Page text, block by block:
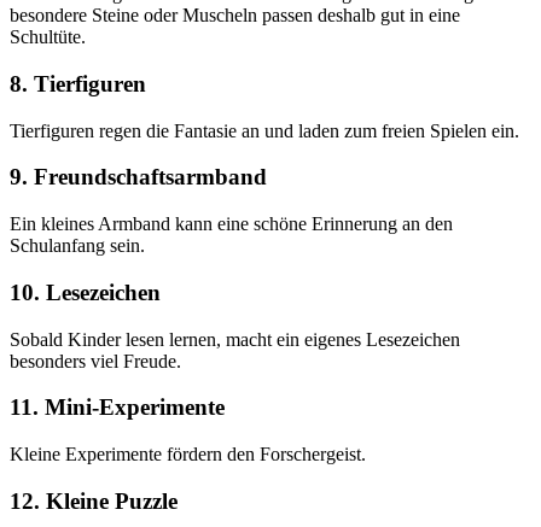
besondere Steine oder Muscheln passen deshalb gut in eine
Schultüte.
8. Tierfiguren
Tierfiguren regen die Fantasie an und laden zum freien Spielen ein.
9. Freundschaftsarmband
Ein kleines Armband kann eine schöne Erinnerung an den
Schulanfang sein.
10. Lesezeichen
Sobald Kinder lesen lernen, macht ein eigenes Lesezeichen
besonders viel Freude.
11. Mini-Experimente
Kleine Experimente fördern den Forschergeist.
12. Kleine Puzzle